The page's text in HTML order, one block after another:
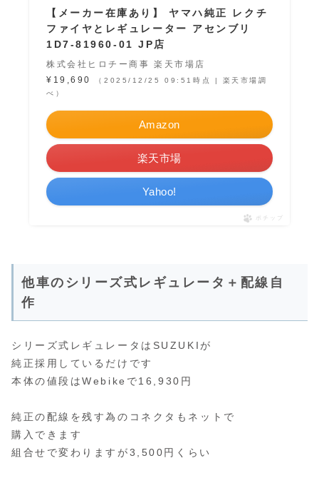
【メーカー在庫あり】 ヤマハ純正 レクチ
ファイヤとレギュレーター アセンブリ
1D7-81960-01 JP店
株式会社ヒロチー商事 楽天市場店
¥19,690
（2025/12/25 09:51時点 | 楽天市場調
べ）
Amazon
楽天市場
Yahoo!
ポチップ
他車のシリーズ式レギュレータ＋配線自
作
シリーズ式レギュレータはSUZUKIが
純正採用しているだけです
本体の値段はWebikeで16,930円
純正の配線を残す為のコネクタもネットで
購入できます
組合せで変わりますが3,500円くらい